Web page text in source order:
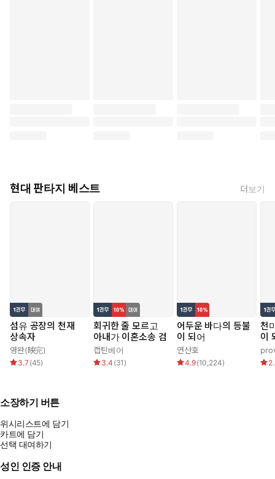
현대 판타지 베스트 더보기
섬유 공장의 천재
상속자
영완(映完)
3.7 (45)
회귀한 줄 모르고
아내가 이혼소송 검
캡틴베어
3.4 (31 )
어두운 바다의 등불
이 되어
연산호
4.9(10,224)
천
이
소장하기 버튼
위시리스트에 담기
카트에 담기
선택 대여하기
성인 인증 안내